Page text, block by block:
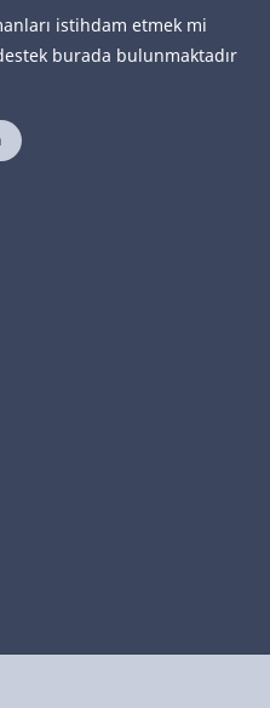
istihdam etmek mi
burada bulunmaktadır